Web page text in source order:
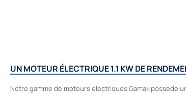
UN MOTEUR ÉLECTRIQUE 1.1 KW DE
Notre gamme de moteurs électriques Gamak possède